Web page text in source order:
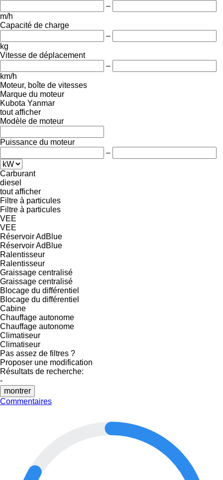
–
m/h
Capacité de charge
–
kg
Vitesse de déplacement
–
km/h
Moteur, boîte de vitesses
Marque du moteur
Kubota Yanmar
tout afficher
Modèle de moteur
Puissance du moteur
–
Carburant
diesel
tout afficher
Filtre à particules
Filtre à particules
VEE
VEE
Réservoir AdBlue
Réservoir AdBlue
Ralentisseur
Ralentisseur
Graissage centralisé
Graissage centralisé
Blocage du différentiel
Blocage du différentiel
Cabine
Chauffage autonome
Chauffage autonome
Climatiseur
Climatiseur
Pas assez de filtres ?
Proposer une modification
Résultats de recherche:
-
montrer
Commentaires